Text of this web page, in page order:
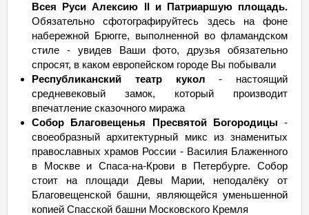
Всея Руси Алексию II и Патриаршую площадь.
Обязательно сфотографируйтесь здесь на фоне
набережной Брюгге, выполненной во фламандском
стиле - увидев Ваши фото, друзья обязательно
спросят, в каком европейском городе Вы побывали
Республиканский театр кукол - настоящий
средневековый замок, который производит
впечатление сказочного миража
Собор Благовещенья Пресвятой Богородицы -
своеобразный архитектурный микс из знаменитых
православных храмов России - Василия Блаженного
в Москве и Спаса-на-Крови в Петербурге. Собор
стоит на площади Девы Марии, неподалёку от
Благовещенской башни, являющейся уменьшенной
копией Спасской башни Московского Кремля